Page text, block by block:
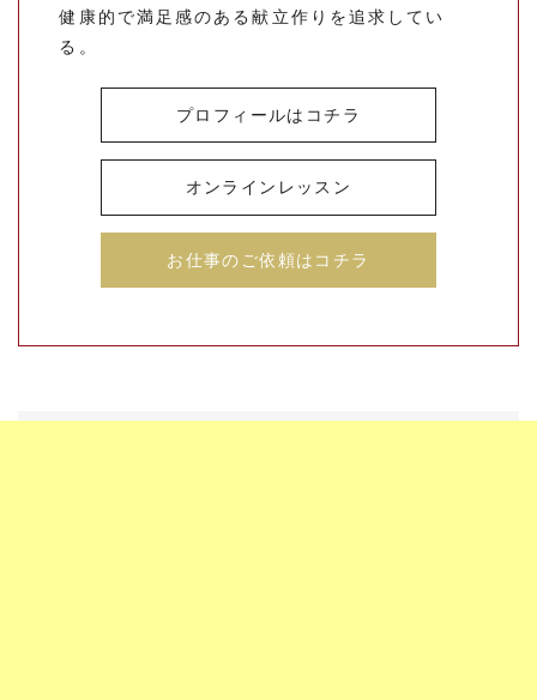
健康的で満足感のある献立作りを追求してい
る。
プロフィールはコチラ
オンラインレッスン
お仕事のご依頼はコチラ